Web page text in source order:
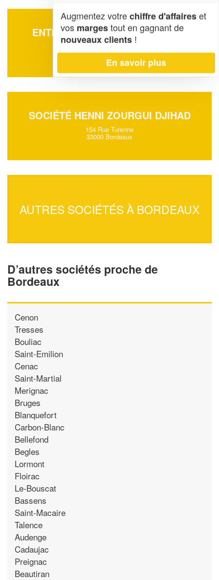
ENTREPRISE CLEAN PERF (SAS)
21 Rue Blanqui
33300 Bordeaux
SOCIÉTÉ HENNI ZOURGUI DJIHAD
154 Rue Turenne
33000 Bordeaux
AUTRES SOCIÉTÉS À BORDEAUX
D’autres sociétés proche de
Bordeaux
Cenon
Tresses
Bouliac
Saint-Emilion
Cenac
Saint-Martial
Merignac
Bruges
Blanquefort
Carbon-Blanc
Bellefond
Begles
Lormont
Floirac
Le-Bouscat
Bassens
Saint-Macaire
Talence
Audenge
Cadaujac
Preignac
Beautiran
Augmentez votrechiffre d'affaireset
vos margestout en gagnant de
nouveaux clients !
En savoir plus